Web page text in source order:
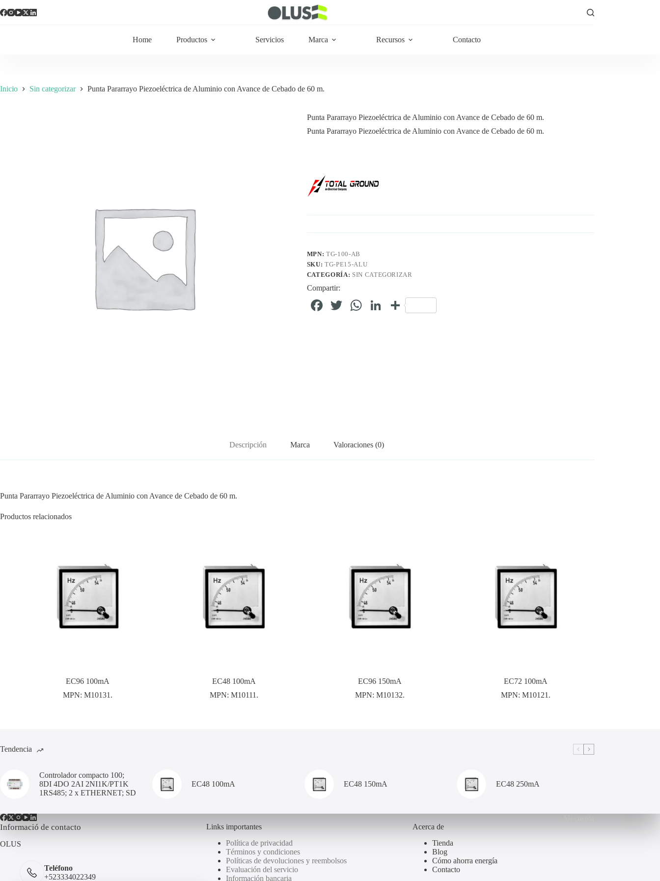
Home Productos Servicios Marca Recursos Contacto
Inicio Sin categorizar Punta Pararrayo Piezoeléctrica de Aluminio con Avance de Cebado de 60 m.
Punta Pararrayo Piezoeléctrica de Aluminio con Avance de Cebado de 60 m.
Punta Pararrayo Piezoeléctrica de Aluminio con Avance de Cebado de 60 m.
MPN:TG-100-AB
SKU:TG-PE15-ALU
CATEGORÍA: SIN CATEGORIZAR
Compartir:
Fa T
W
Li C
Descripción Marca Valoraciones (0)
Punta Pararrayo Piezoeléctrica de Aluminio con Avance de Cebado de 60 m.
Productos relacionados
EC96 100mA
MPN:M10131.
EC48 100mA
MPN: M10111.
EC96 150mA
MPN: M10132.
EC72 100mA
MPN:M10121.
Tendencia
Controlador compacto 100;
8DI 4DO 2AI 2NI1K/PT1K
1RS485; 2 x ETHERNET; SD
EC48 100mA EC48 150mA EC48 250mA
Informació de contacto
OLUS
Teléfono
+523334022349
Links importantes
Política de privacidad
Términos y condiciones
Políticas de devoluciones y reembolsos
Evaluación del servicio
Información bancaria
Acerca de
Tienda
Blog
Cómo ahorra energía
Contacto